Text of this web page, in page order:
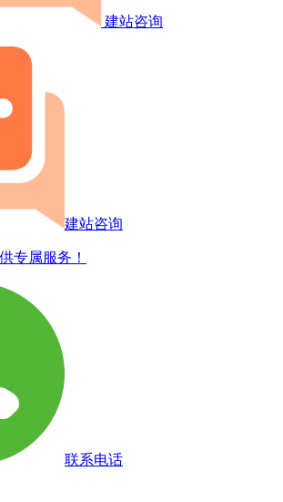
建站咨询
建站咨询
专属服务！
联系电话